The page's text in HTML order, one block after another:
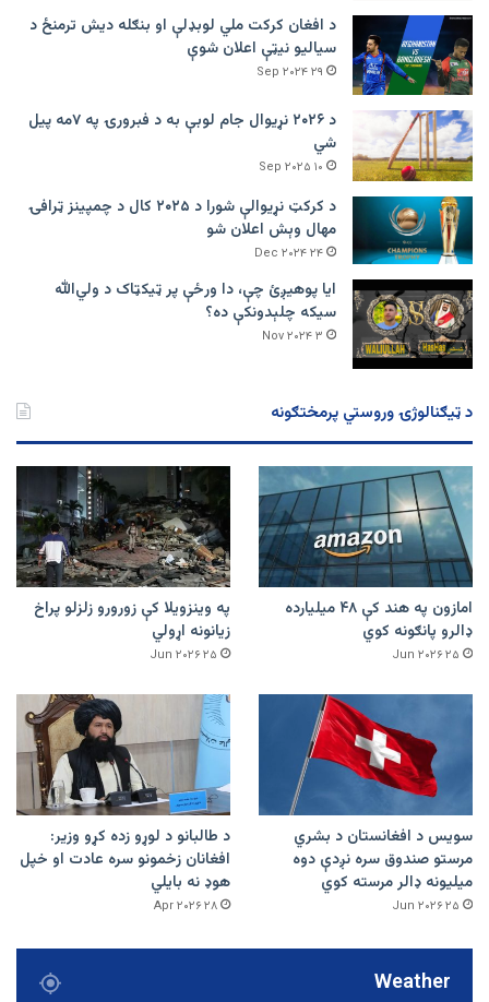
د افغان کرکت ملي لوبډلې او بنګله دیش ترمنځ د
سیالیو نیټې اعلان شوې
۲۹ Sep ۲۰۲۴
د ۲۰۲۶ نړیوال جام لوبې به د فبرورۍ په ۷مه پیل
شي
۱۰ Sep ۲۰۲۵
د کرکټ نړیوالې شورا د ۲۰۲۵ کال د چمپینز ټرافۍ
مهال وېش اعلان شو
۲۴ Dec ۲۰۲۴
ایا پوهیږئ چې، دا ورځې پر ټيکټاک د ولي‌الله
سیکه چلېدونکې ده؟
۳ Nov ۲۰۲۴
د ټیګنالوژۍ وروستي پرمختګونه
امازون په هند کې ۴۸ میلیارده
ډالرو پانګونه کوي
۲۵ Jun ۲۰۲۶
په وینزویلا کې زورورو زلزلو پراخ
زیانونه اړولي
۲۵ Jun ۲۰۲۶
سویس د افغانستان د بشري
مرستو صندوق سره نږدې دوه
میلیونه ډالر مرسته کوي
۲۵ Jun ۲۰۲۶
د طالبانو د لوړو زده کړو وزیر:
افغانان زخمونو سره عادت او خپل
هوډ نه بایلي
۲۸ Apr ۲۰۲۶
Weather